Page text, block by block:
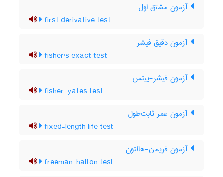
آزمون مشتق اول
first derivative test
آزمون دقیق فیشر
fisher's exact test
آزمون فیشر-ییتس
fisher-yates test
آزمون عمر ثابت‌طول
fixed-length life test
آزمون فریمن-هالتون
freeman-halton test